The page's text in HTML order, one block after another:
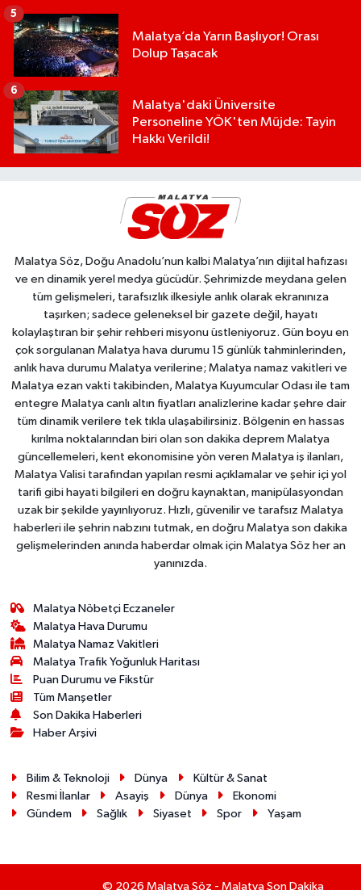
Malatya’da Yarın Başlıyor! Orası
Dolup Taşacak
5
Malatya'daki Üniversite
Personeline YÖK'ten Müjde: Tayin
Hakkı Verildi!
6
Malatya Söz, Doğu Anadolu’nun kalbi Malatya’nın dijital hafızası
ve en dinamik yerel medya gücüdür. Şehrimizde meydana gelen
tüm gelişmeleri, tarafsızlık ilkesiyle anlık olarak ekranınıza
taşırken; sadece geleneksel bir gazete değil, hayatı
kolaylaştıran bir şehir rehberi misyonu üstleniyoruz. Gün boyu en
çok sorgulanan Malatya hava durumu 15 günlük tahminlerinden,
anlık hava durumu Malatya verilerine; Malatya namaz vakitleri ve
Malatya ezan vakti takibinden, Malatya Kuyumcular Odası ile tam
entegre Malatya canlı altın fiyatları analizlerine kadar şehre dair
tüm dinamik verilere tek tıkla ulaşabilirsiniz. Bölgenin en hassas
kırılma noktalarından biri olan son dakika deprem Malatya
güncellemeleri, kent ekonomisine yön veren Malatya iş ilanları,
Malatya Valisi tarafından yapılan resmi açıklamalar ve şehir içi yol
tarifi gibi hayati bilgileri en doğru kaynaktan, manipülasyondan
uzak bir şekilde yayınlıyoruz. Hızlı, güvenilir ve tarafsız Malatya
haberleri ile şehrin nabzını tutmak, en doğru Malatya son dakika
gelişmelerinden anında haberdar olmak için Malatya Söz her an
yanınızda.
Malatya Nöbetçi Eczaneler
Malatya Hava Durumu
Malatya Namaz Vakitleri
Malatya Trafik Yoğunluk Haritası
Puan Durumu ve Fikstür
Tüm Manşetler
Son Dakika Haberleri
Haber Arşivi
Bilim & Teknoloji Dünya
Kültür & Sanat
Resmi İlanlar
Asayiş Dünya
Ekonomi
Gündem
Sağlık Siyaset Spor Yaşam
© 2026 Malatya Söz - Malatya Son Dakika